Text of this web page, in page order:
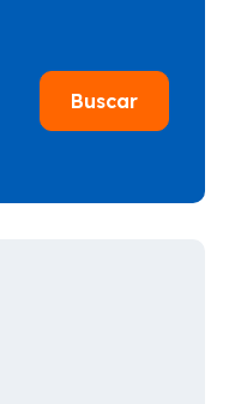
Buscar